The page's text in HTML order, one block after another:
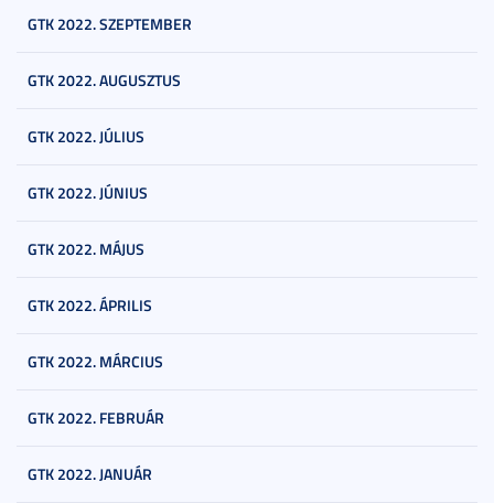
GTK 2022. SZEPTEMBER
GTK 2022. AUGUSZTUS
GTK 2022. JÚLIUS
GTK 2022. JÚNIUS
GTK 2022. MÁJUS
GTK 2022. ÁPRILIS
GTK 2022. MÁRCIUS
GTK 2022. FEBRUÁR
GTK 2022. JANUÁR